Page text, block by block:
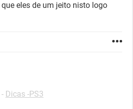
eles de um jeito nisto logo
- Dicas -PS3